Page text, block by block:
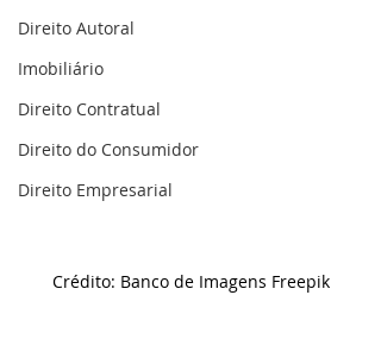
Direito Autoral
Imobiliário
Direito Contratual
Direito do Consumidor
Direito Empresarial
Crédito: Banco de Imagens Freepik